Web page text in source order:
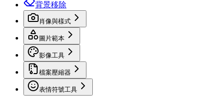
背景移除
肖像與樣式
圖片範本
影像工具
檔案壓縮器
表情符號工具